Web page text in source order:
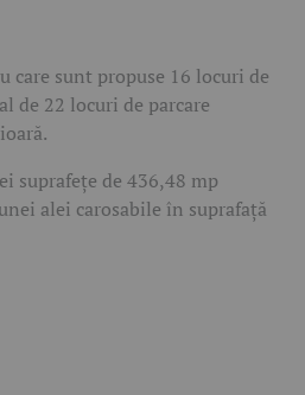
care sunt propuse 16 locuri de
de 22 locuri de parcare
suprafețe de 436,48 mp
alei carosabile în suprafață